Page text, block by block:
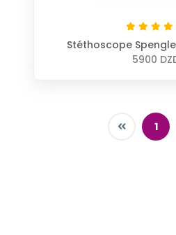
Stéthoscope
pavillon
5900
1